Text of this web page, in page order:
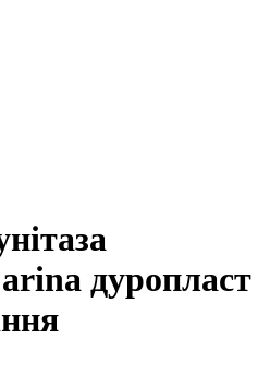
дуропласт